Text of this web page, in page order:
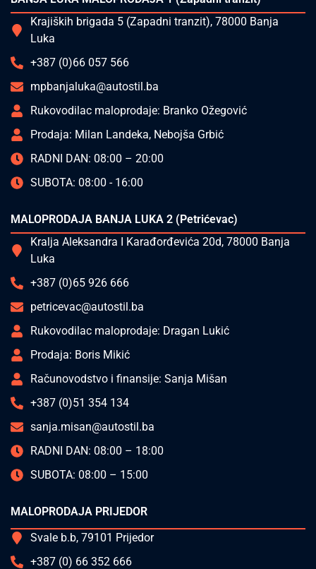
Krajiških brigada 5 (Zapadni tranzit), 78000 Banja
Luka
+387 (0)66 057 566
mpbanjaluka@autostil.ba
Rukovodilac maloprodaje: Branko Ožegović
Prodaja: Milan Landeka, Nebojša Grbić
RADNI DAN: 08:00 – 20:00
SUBOTA: 08:00 - 16:00
MALOPRODAJA BANJA LUKA 2 (Petrićevac)
Kralja Aleksandra I Karađorđevića 20d, 78000 Banja
Luka
+387 (0)65 926 666
petricevac@autostil.ba
Rukovodilac maloprodaje: Dragan Lukić
Prodaja: Boris Mikić
Računovodstvo i finansije: Sanja Mišan
+387 (0)51 354 134
sanja.misan@autostil.ba
RADNI DAN: 08:00 – 18:00
SUBOTA: 08:00 – 15:00
MALOPRODAJA PRIJEDOR
Svale b.b, 79101 Prijedor
+387 (0) 66 352 666